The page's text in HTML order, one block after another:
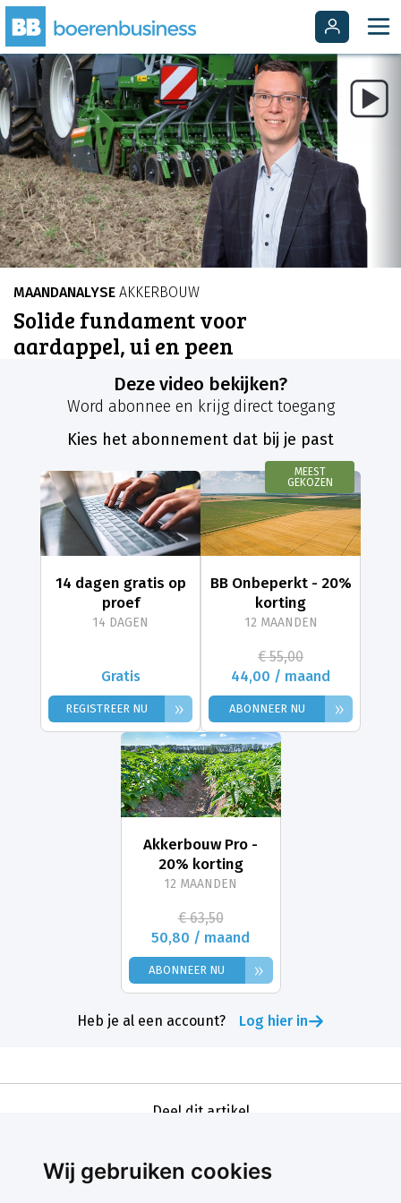
Wij gebruiken cookies
MAANDANALYSE AKKERBOUW
Solide fundament voor
aardappel, ui en peen
Deze video bekijken?
Word abonnee en krijg direct toegang
Kies het abonnement dat bij je past
14 dagen gratis op
proef
14 DAGEN
Gratis
REGISTREER NU »
MEEST
GEKOZEN
BB Onbeperkt - 20%
korting
12 MAANDEN
€ 55,00
44,00 / maand
ABONNEER NU »
Akkerbouw Pro -
20% korting
12 MAANDEN
€ 63,50
50,80 / maand
ABONNEER NU »
Heb je al een account? Log hier in
Deel dit artikel